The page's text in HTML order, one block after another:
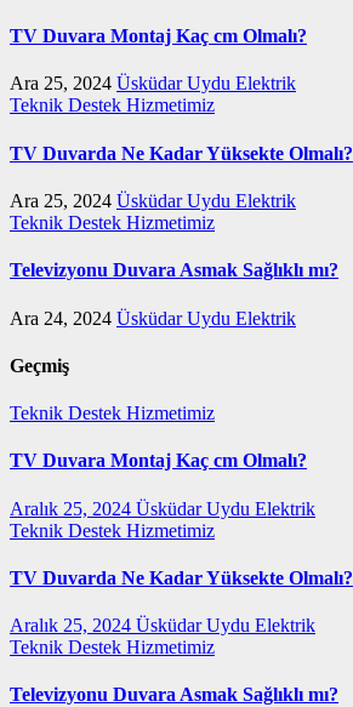
TV Duvara Montaj Kaç cm Olmalı?
Ara 25, 2024 Üsküdar Uydu Elektrik
Teknik Destek Hizmetimiz
TV Duvarda Ne Kadar Yüksekte Olmalı?
Ara 25, 2024 Üsküdar Uydu Elektrik
Teknik Destek Hizmetimiz
Televizyonu Duvara Asmak Sağlıklı mı?
Ara 24, 2024 Üsküdar Uydu Elektrik
Geçmiş
Teknik Destek Hizmetimiz
TV Duvara Montaj Kaç cm Olmalı?
Aralık 25, 2024 Üsküdar Uydu Elektrik
Teknik Destek Hizmetimiz
TV Duvarda Ne Kadar Yüksekte Olmalı?
Aralık 25, 2024 Üsküdar Uydu Elektrik
Teknik Destek Hizmetimiz
Televizyonu Duvara Asmak Sağlıklı mı?